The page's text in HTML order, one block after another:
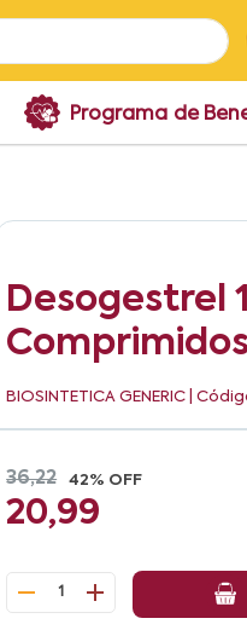
Programa de
Desogestrel
BIOSINTETICA GENERIC |
36,22 42% OFF
20,99
1